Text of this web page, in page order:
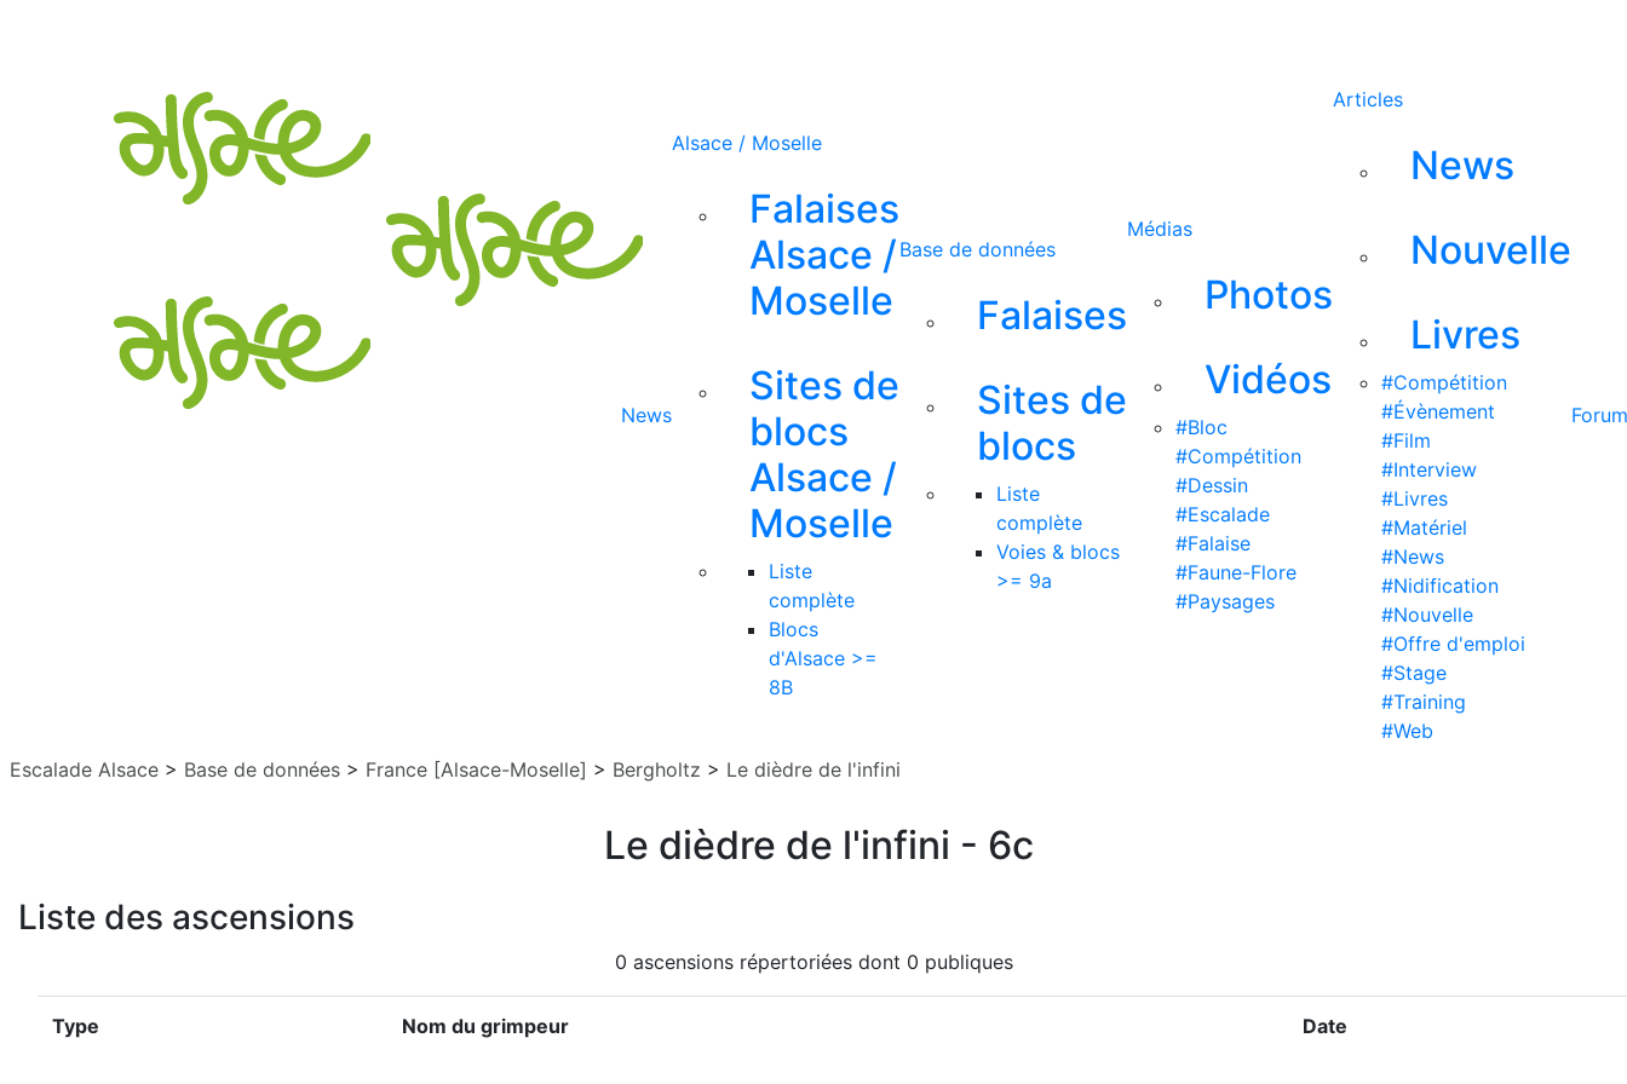
News
Alsace / Moselle
Falaises
Alsace /
Moselle
Sites de
blocs
Alsace /
Moselle
Liste
complète
Blocs
d'Alsace >=
8B
Base de données
Falaises
Sites de
blocs
Liste
complète
Voies & blocs
>= 9a
Médias
Photos
Vidéos
#Bloc
#Compétition
#Dessin
#Escalade
#Falaise
#Faune-Flore
#Paysages
Articles
News
Nouvelle
Livres
#Compétition
#Évènement
#Film
#Interview
#Livres
#Matériel
#News
#Nidification
#Nouvelle
#Offre d'emploi
#Stage
#Training
#Web
Forum
Escalade Alsace > Base de données > France [Alsace-Moselle] > Bergholtz > Le dièdre de l'infini
Le dièdre de l'infini - 6c
Liste des ascensions
0 ascensions répertoriées dont 0 publiques
Type Nom du grimpeur Date